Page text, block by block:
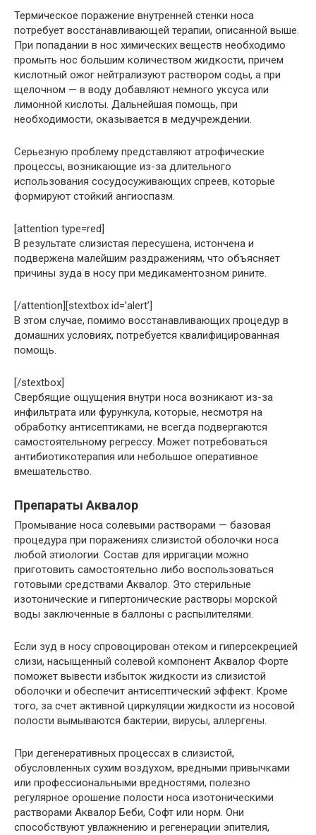
Термическое поражение внутренней стенки носа
потребует восстанавливающей терапии, описанной выше.
При попадании в нос химических веществ необходимо
промыть нос большим количеством жидкости, причем
кислотный ожог нейтрализуют раствором соды, а при
щелочном — в воду добавляют немного уксуса или
лимонной кислоты. Дальнейшая помощь, при
необходимости, оказывается в медучреждении.
Серьезную проблему представляют атрофические
процессы, возникающие из-за длительного
использования сосудосуживающих спреев, которые
формируют стойкий ангиоспазм.
[attention type=red]
В результате слизистая пересушена, истончена и
подвержена малейшим раздражениям, что объясняет
причины зуда в носу при медикаментозном рините.
[/attention][stextbox id=’alert’]
В этом случае, помимо восстанавливающих процедур в
домашних условиях, потребуется квалифицированная
помощь.
[/stextbox]
Свербящие ощущения внутри носа возникают из-за
инфильтрата или фурункула, которые, несмотря на
обработку антисептиками, не всегда подвергаются
самостоятельному регрессу. Может потребоваться
антибиотикотерапия или небольшое оперативное
вмешательство.
Препараты Аквалор
Промывание носа солевыми растворами — базовая
процедура при поражениях слизистой оболочки носа
любой этиологии. Состав для ирригации можно
приготовить самостоятельно либо воспользоваться
готовыми средствами Аквалор. Это стерильные
изотонические и гипертонические растворы морской
воды заключенные в баллоны с распылителями.
Если зуд в носу спровоцирован отеком и гиперсекрецией
слизи, насыщенный солевой компонент Аквалор Форте
поможет вывести избыток жидкости из слизистой
оболочки и обеспечит антисептический эффект. Кроме
того, за счет активной циркуляции жидкости из носовой
полости вымываются бактерии, вирусы, аллергены.
При дегенеративных процессах в слизистой,
обусловленных сухим воздухом, вредными привычками
или профессиональными вредностями, полезно
регулярное орошение полости носа изотоническими
растворами Аквалор Беби, Софт или норм. Они
способствуют увлажнению и регенерации эпителия,